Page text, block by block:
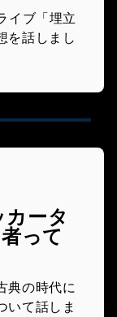
イブ「埋立
を話しまし
ータ
って
典の時代に
いて話しま